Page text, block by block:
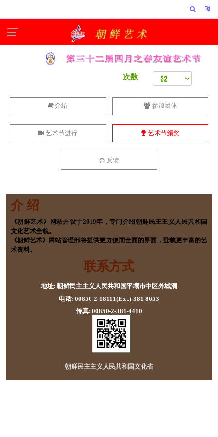
次数
介绍 参加团体
艺术节进行 艺术节颁奖
反馈
介 绍
《朝鲜艺术》网站开设于2019年，专门介绍朝鲜民主主义人民共和国
文化艺术全貌。
《朝鲜艺术》网站管理部将提供更方便而全面的界面，登载更丰富的艺
术资料。
联系方式
地址: 朝鲜民主主义人民共和国平壤市中区外城洞
电话: 00850-2-18111(Ext.)-381-8653
传真: 00850-2-381-4410
朝鲜民主主义人民共和国文化省